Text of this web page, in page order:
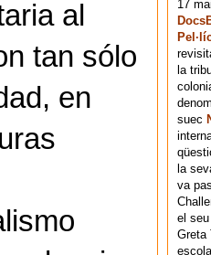
al
tan sólo
en
17
la
suec
la
va
el
Greta